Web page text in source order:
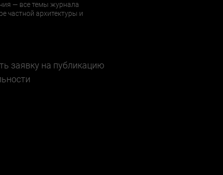
— все темы журнала
частной архитектуры и
заявку на публикацию